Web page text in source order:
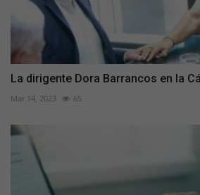
La dirigente Dora Barrancos en la
Mar 14, 2023 65